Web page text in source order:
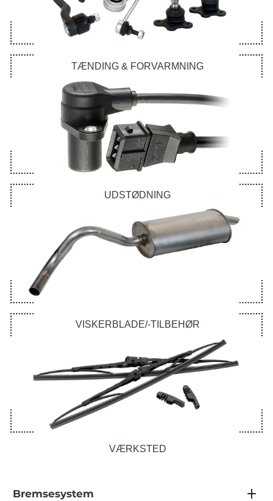
TÆNDING & FORVARMNING
UDSTØDNING
VISKERBLADE/-TILBEHØR
VÆRKSTED
Bremsesystem